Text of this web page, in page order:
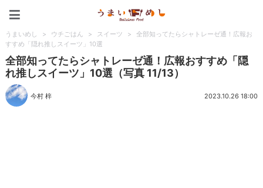
うまいめし > ウチごはん > スイーツ >
全部知ってたらシャトレーゼ通！広報お
すすめ「隠れ推しスイーツ」10選
全部知ってたらシャトレーゼ通！広報おすすめ「隠
れ推しスイーツ」10選（写真 11/13）
今村 梓 2023.10.26 18:00